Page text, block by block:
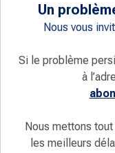
Un
Nous vous
Si le problème
à
Nous mettons
les meilleurs